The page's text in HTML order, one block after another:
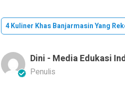
4 Kuliner Khas Banjarmasin Yang
Dini - Media Edukasi
Penulis